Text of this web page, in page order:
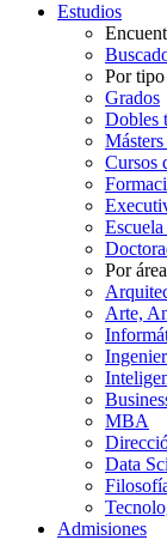
Estudios
Por
Grados
Dobles
Cursos
Por
Arte,
MBA
Data
Admisiones